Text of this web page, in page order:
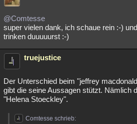
@Comtesse
super vielen dank, ich schaue rein :-)
trinken duuuuurst :-)
truejustice
Der Unterschied beim "jeffrey
gibt die seine Aussagen stützt. Nämlich
"Helena Stoeckley".
Comtesse schrieb: